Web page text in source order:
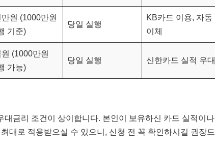
만원 (1000만원
기준)
당일 실행
KB카드 이용, 자동
이체
원 (1000만원
가능)
당일 실행 신한카드 실적 우대
금리 조건이 상이합니다. 본인이 보유하신 카드 실적이나
대로 적용받으실 수 있으니, 신청 전 꼭 확인하시길 권장드